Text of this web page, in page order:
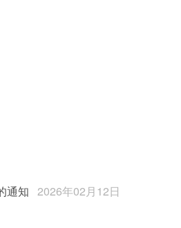
通知 2026年02月12日